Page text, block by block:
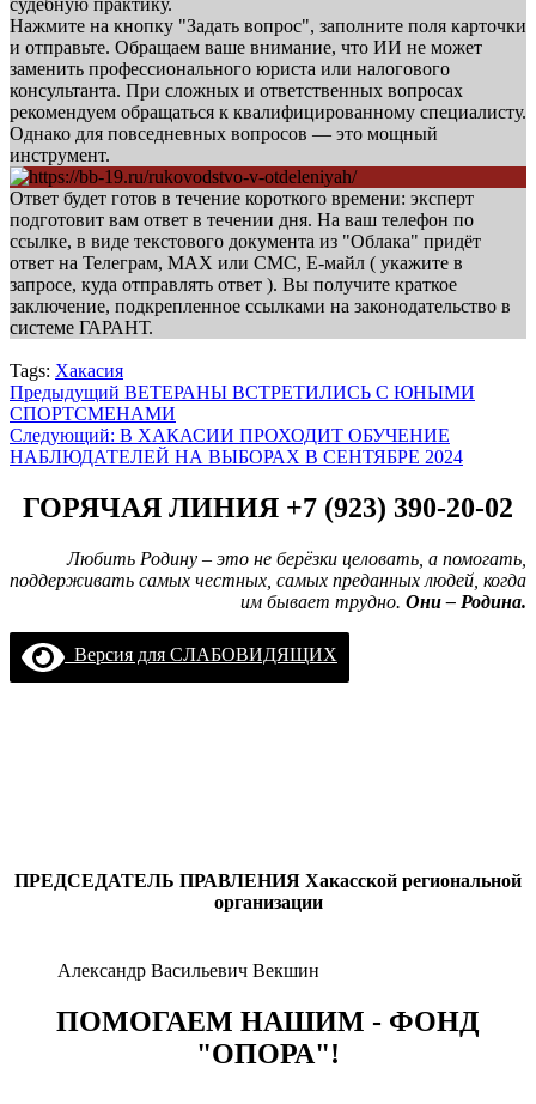
Нажмите на кнопку "Задать вопрос", заполните поля карточки
и отправьте. Обращаем ваше внимание, что ИИ не может
заменить профессионального юриста или налогового
консультанта. При сложных и ответственных вопросах
рекомендуем обращаться к квалифицированному специалисту.
Однако для повседневных вопросов — это мощный
инструмент.
Ответ будет готов в течение короткого времени: эксперт
подготовит вам ответ в течении дня. На ваш телефон по
ссылке, в виде текстового документа из "Облака" придёт
ответ на Телеграм, МАХ или СМС, Е-майл ( укажите в
запросе, куда отправлять ответ ). Вы получите краткое
заключение, подкрепленное ссылками на законодательство в
системе ГАРАНТ.
Tags: Хакасия
Навигация
записи
Предыдущий ВЕТЕРАНЫ ВСТРЕТИЛИСЬ С ЮНЫМИ
СПОРТСМЕНАМИ
Следующий: В ХАКАСИИ ПРОХОДИТ ОБУЧЕНИЕ
НАБЛЮДАТЕЛЕЙ НА ВЫБОРАХ В СЕНТЯБРЕ 2024
ГОРЯЧАЯ ЛИНИЯ +7 (923) 390-20-02
Любить Родину – это не берёзки целовать, а помогать,
поддерживать самых честных, самых преданных людей, когда
им бывает трудно. Они – Родина.
Версия для СЛАБОВИДЯЩИХ
ПРЕДСЕДАТЕЛЬ ПРАВЛЕНИЯ Хакасской региональной
организации
Александр Васильевич Векшин
ПОМОГАЕМ НАШИМ - ФОНД
"ОПОРА"!